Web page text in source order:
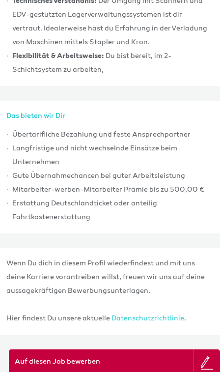
Technisches Verständnis:
EDV-gestützten Lagerverwaltungssystemen ist dir
vertraut. Idealerweise hast du Erfahrung in der Verladung
von Maschinen mittels Stapler und Kran.
Flexibilität & Arbeitsweise: Du bist bereit, im 2-
Schichtsystem zu arbeiten,
Das bieten wir Dir
Übertarifliche Bezahlung und feste Ansprechpartner
Langfristige und nicht wechselnde Einsätze beim
Unternehmen
Gute Übernahmechancen bei guter Arbeitsleistung
Mitarbeiter-werben-Mitarbeiter Prämie bis zu 500,00 €
Erstattung Deutschlandticket oder anteilig
Fahrtkostenerstattung
Wenn Du dich in diesem Profil wiederfindest und mit uns
deine Karriere vorantreiben willst, freuen wir uns auf deine
aussagekräftigen Bewerbungsunterlagen.
Hier findest Du unsere aktuelle Datenschutzrichtlinie.
Auf diesen Job bewerben